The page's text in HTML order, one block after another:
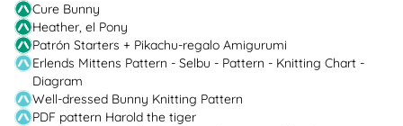
Cure Bunny
Heather, el Pony
Patrón Starters + Pikachu-regalo Amigurumi
Erlends Mittens Pattern - Selbu - Pattern - Knitting Chart -
Diagram
Well-dressed Bunny Knitting Pattern
PDF pattern Harold the tiger